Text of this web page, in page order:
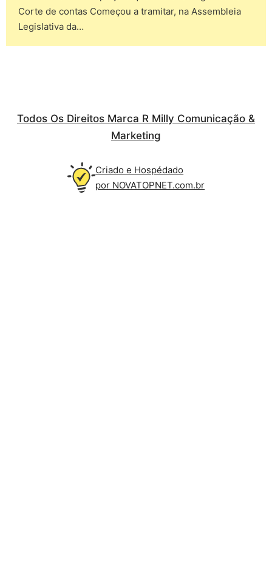
Corte de contas Começou a tramitar, na Assembleia
Legislativa da…
Todos Os Direitos Marca R Milly Comunicação &
Marketing
Criado e Hospédado
por NOVATOPNET.com.br